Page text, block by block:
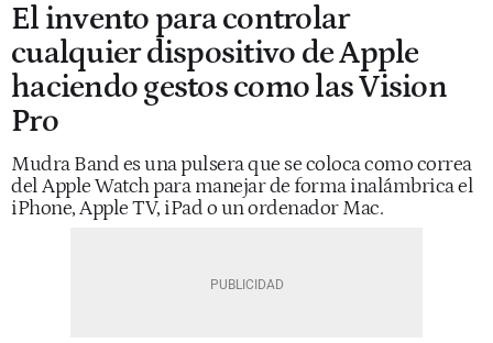
El invento para controlar
cualquier dispositivo de Apple
haciendo gestos como las Vision
Pro
Mudra Band es una pulsera que se coloca como correa
del Apple Watch para manejar de forma inalámbrica el
iPhone, Apple TV, iPad o un ordenador Mac.